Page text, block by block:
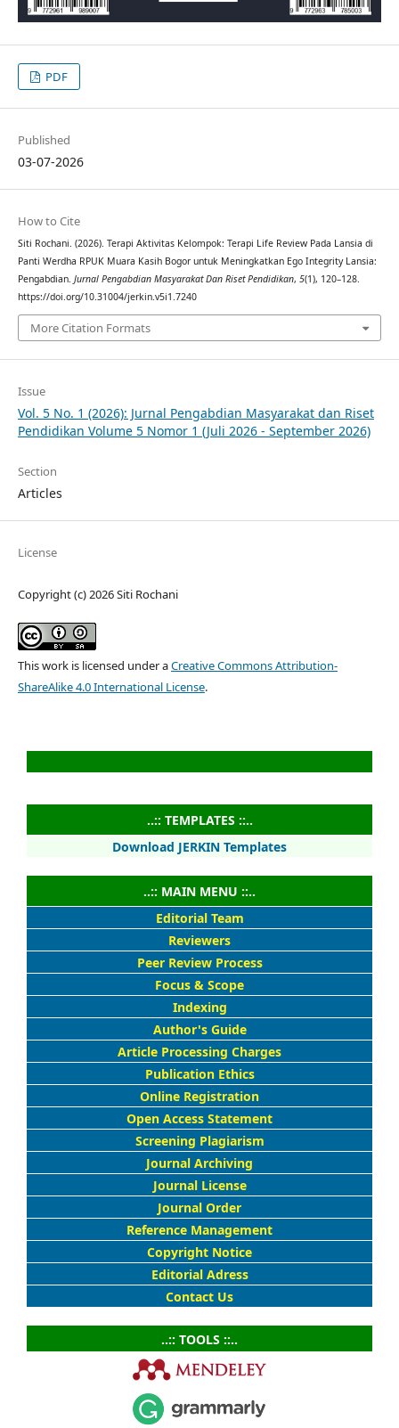
PDF
Published
03-07-2026
How to Cite
Siti Rochani. (2026). Terapi Aktivitas Kelompok: Terapi Life Review Pada Lansia di
Panti Werdha RPUK Muara Kasih Bogor untuk Meningkatkan Ego Integrity Lansia:
Pengabdian. Jurnal Pengabdian Masyarakat Dan Riset Pendidikan, 5(1), 120–128.
https://doi.org/10.31004/jerkin.v5i1.7240
More Citation Formats
Issue
Vol. 5 No. 1 (2026): Jurnal Pengabdian Masyarakat dan Riset
Pendidikan Volume 5 Nomor 1 (Juli 2026 - September 2026)
Section
Articles
License
Copyright (c) 2026 Siti Rochani
This work is licensed under aCreative Commons Attribution-
ShareAlike 4.0 International License.
..:: TEMPLATES ::..
Download JERKIN Templates
..:: MAIN MENU ::..
Editorial Team
Reviewers
Peer Review Process
Focus & Scope
Indexing
Author's Guide
Article Processing Charges
Publication Ethics
Online Registration
Open Access Statement
Screening Plagiarism
Journal Archiving
Journal License
Journal Order
Reference Management
Copyright Notice
Editorial Adress
Contact Us
..:: TOOLS ::..